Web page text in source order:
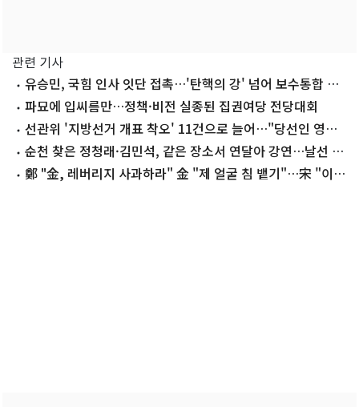
관련 기사
유승민, 국힘 인사 잇단 접촉…'탄핵의 강' 넘어 보수통합 띄
운다파묘에 입씨름만…정책·비전 실종된 집권여당 전당대회
선관위 '지방선거 개표 착오' 11건으로 늘어…"당선인 영향
없어"
순천 찾은 정청래·김민석, 같은 장소서 연달아 강연…날선 공
방 鄭 "金, 레버리지 사과하라" 金 "제 얼굴 침 뱉기"…宋 "이인